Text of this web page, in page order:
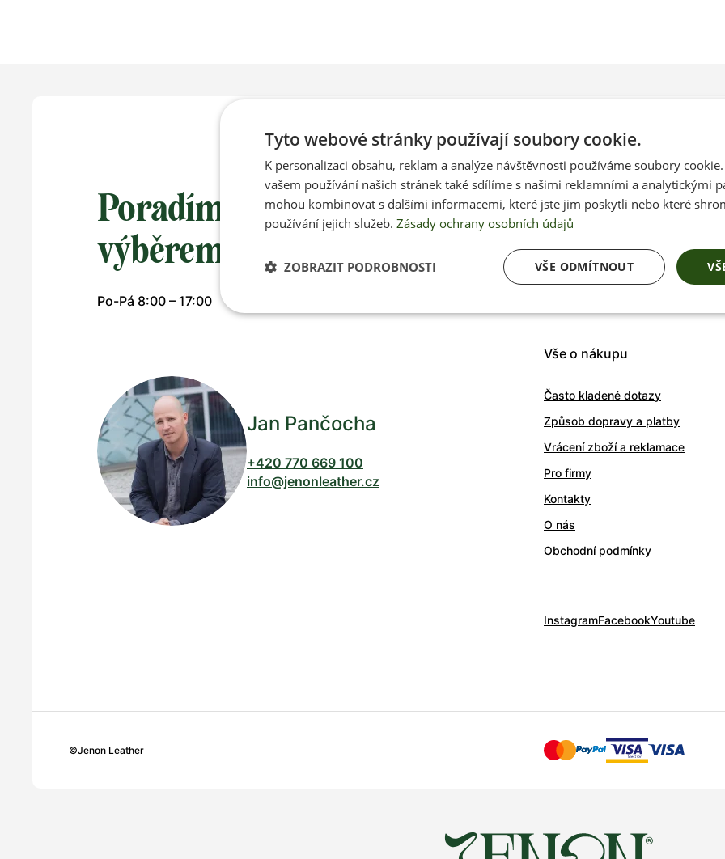
Poradíme vám s
výběrem
Po-Pá 8:00 – 17:00
Jan Pančocha
+420 770 669 100
info@jenonleather.cz
Přednostní
soutěžích, akcích
Váš e-mail
Vše o nákupu
Často kladené dotazy
Způsob dopravy a platby
Vrácení zboží a reklamace
Pro firmy
Kontakty
O nás
Obchodní podmínky
InstagramFacebookYoutube
©Jenon Leather
Tyto webové stránky používají soubory cookie.
K personalizaci obsahu, reklam a analýze návštěvnosti používáme soubory
vašem používání našich stránek také sdílíme s našimi reklamními a analytickými
mohou kombinovat s dalšími informacemi, které jste jim poskytli nebo které
používání jejich služeb. Zásady ochrany osobních údajů
VŠE ODMÍTNOUT
ZOBRAZIT PODROBNOSTI